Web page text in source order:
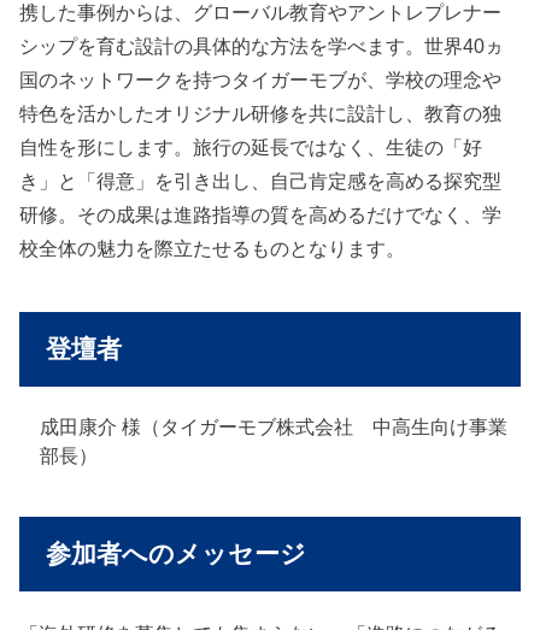
携した事例からは、グローバル教育やアントレプレナー
シップを育む設計の具体的な方法を学べます。世界40ヵ
国のネットワークを持つタイガーモブが、学校の理念や
特色を活かしたオリジナル研修を共に設計し、教育の独
自性を形にします。旅行の延長ではなく、生徒の「好
き」と「得意」を引き出し、自己肯定感を高める探究型
研修。その成果は進路指導の質を高めるだけでなく、学
校全体の魅力を際立たせるものとなります。
登壇者
成田康介 様（タイガーモブ株式会社 中高生向け事業
部長）
参加者へのメッセージ